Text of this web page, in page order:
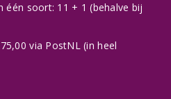
één soort: 11 + 1 (behalve bij
via PostNL (in heel